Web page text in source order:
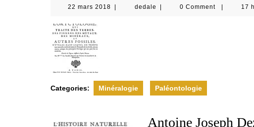
22 mars 2018 22
dedale dedale 0 Comment 17
Categories: Minéralogie Paléontologie
Antoine Joseph